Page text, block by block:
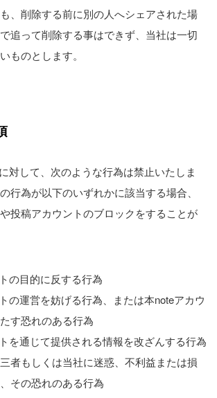
、削除する前に別の人へシェアされた場
追って削除する事はできず、当社は一切
ものとします。
対して、次のような行為は禁止いたしま
行為が以下のいずれかに該当する場合、
投稿アカウントのブロックをすることが
の目的に反する行為
の運営を妨げる行為、または本noteアカウ
す恐れのある行為
を通じて提供される情報を改ざんする行為
者もしくは当社に迷惑、不利益または損
その恐れのある行為